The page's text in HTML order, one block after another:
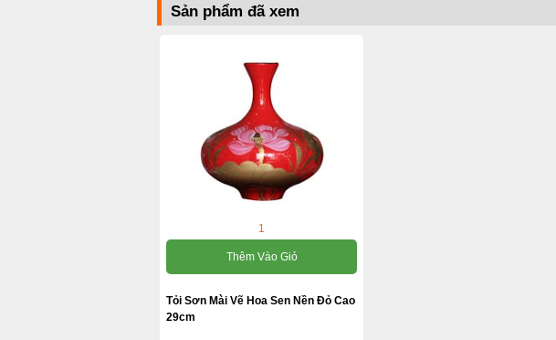
Sản phẩm đã xem
1
Thêm Vào Giỏ
Tỏi Sơn Mài Vẽ Hoa Sen Nền Đỏ Cao
29cm